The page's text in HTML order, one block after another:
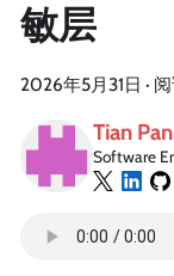
敏层
2026年5月31日 ·
Tian Pan
Software